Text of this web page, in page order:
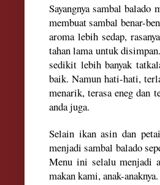
Sayangnya sambalbalado
membuat sambal benar-
aromalebih sedap, rasa
tahan lama untuk disimpan.
sedikit lebihbanyak
baik. Namun hati-hati,
menarik, terasa eneg dan
anda juga.
Selain ikan asin dan
menjadi sambal balado
Menu ini selalu menjadi
makan kami, anak-